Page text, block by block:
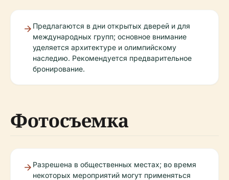
Предлагаются в дни открытых дверей и для
международных групп; основное внимание
уделяется архитектуре и олимпийскому
наследию. Рекомендуется предварительное
бронирование.
Фотосъемка
Разрешена в общественных местах; во время
некоторых мероприятий могут применяться